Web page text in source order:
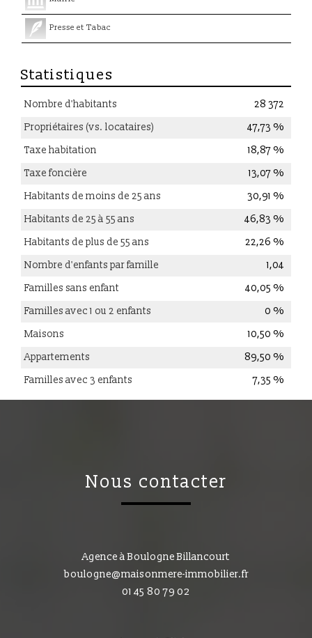
Presse et Tabac
Statistiques
Nombre d'habitants
28 372
Propriétaires (vs. locataires)
47,73 %
Taxe habitation
18,87 %
Taxe foncière
13,07 %
Habitants de moins de 25 ans
30,91 %
Habitants de 25 à 55 ans
46,83 %
Habitants de plus de 55 ans
22,26 %
Nombre d'enfants par famille
1,04
Familles sans enfant
40,05 %
Familles avec 1 ou 2 enfants
0 %
Maisons
10,50 %
Appartements
89,50 %
Familles avec 3 enfants
7,35 %
nous contacter
Agence à Boulogne Billancourt
boulogne@maisonmere-immobilier.fr
01 45 80 79 02